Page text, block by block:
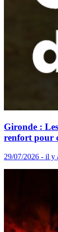
Gironde :
renfort pour
29/07/2026 - il y